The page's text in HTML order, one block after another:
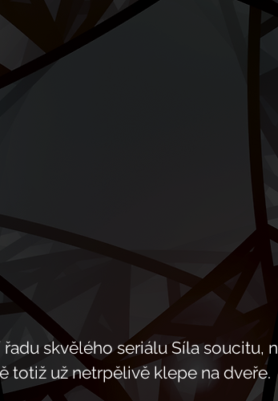
skvělého seriálu Síla soucitu,
totiž už netrpělivě klepe na dveře.